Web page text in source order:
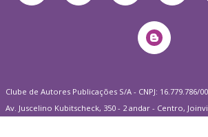
Clube de Autores Publicações S/A - CNPJ: 16.779.786/
Av. Juscelino Kubitscheck, 350 - 2 andar - Centro,